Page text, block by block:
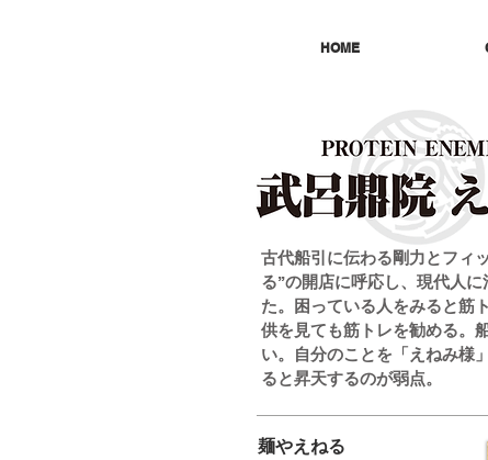
HOME
古代船引に伝わる剛力とフィ
る”の開店に呼応し、現代人
た。困っている人をみると筋
供を見ても筋トレを勧める。
い。自分のことを「えねみ様
ると昇天するのが弱点。
麺やえねる